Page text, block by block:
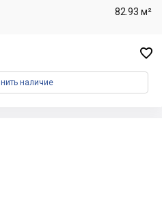
82.93 м²

наличие